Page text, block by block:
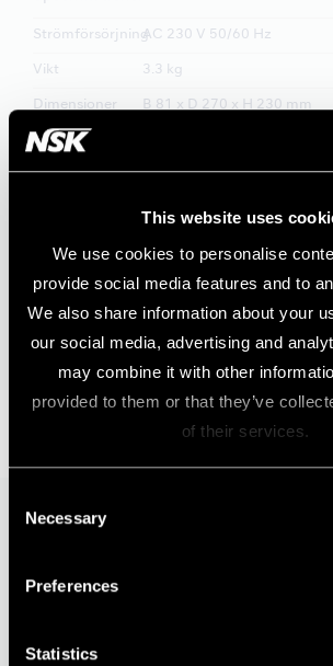
This website uses
We use cookies to personalise
provide social media features and to
We also share information about your
our social media, advertising and
may combine it with other
provided to them or that they’ve
of their services.
Necessary
Preferences
Statistics
StrömförsörjningAC 230 V 50/60 Hz
Vikt 3.3 kg
Dimensioner B 81 x D 270 x H 230 mm
Max.
8.7 Ncm (Moment) / 6.0
Styrenhet Mikromotorhandstycke
Handstyckestativ